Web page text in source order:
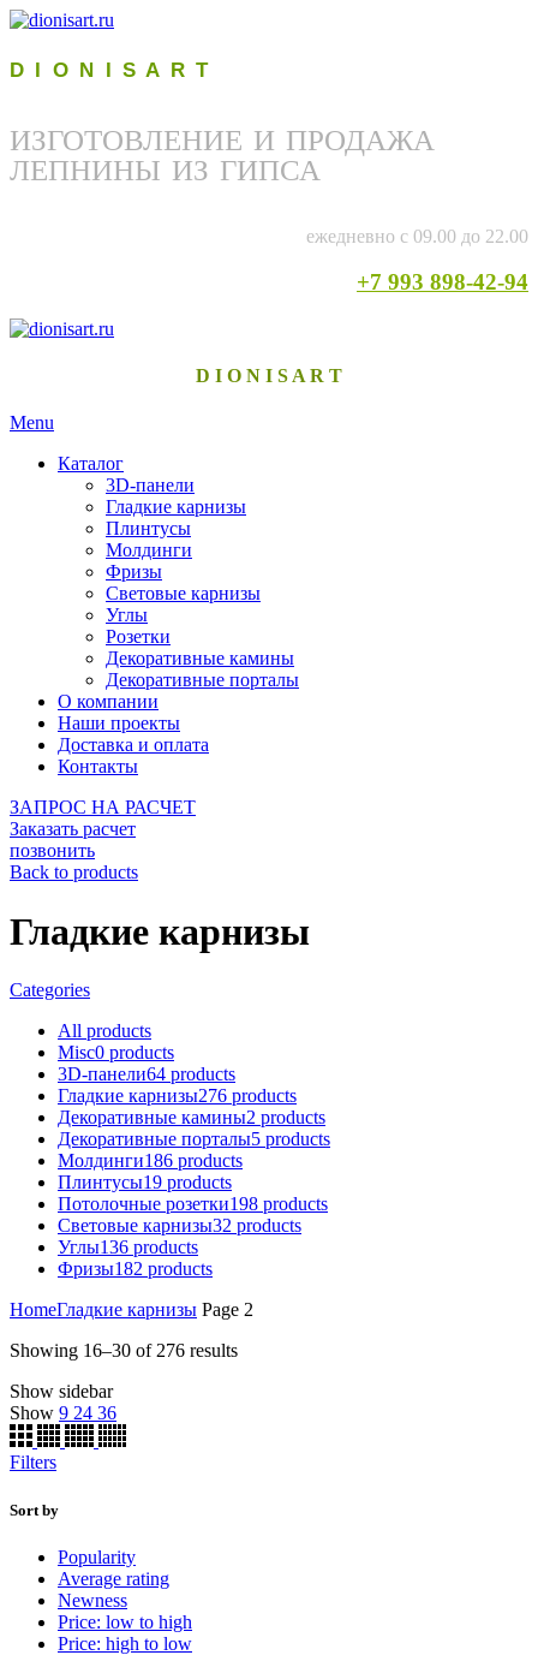
D I O N I S A R T
ИЗГОТОВЛЕНИЕ И ПРОДАЖА
ЛЕПНИНЫ ИЗ ГИПСА
ежедневно с 09.00 до 22.00
+7 993 898-42-94
D I O N I S A R T
Menu
Каталог
3D-панели
Гладкие карнизы
Плинтусы
Молдинги
Фризы
Световые карнизы
Углы
Розетки
Декоративные камины
Декоративные порталы
О компании
Наши проекты
Доставка и оплата
Контакты
ЗАПРОС НА РАСЧЕТ
Заказать расчет
позвонить
Back to products
Гладкие карнизы
Categories
All products
Misc0 products
3D-панели64 products
Гладкие карнизы276 products
Декоративные камины2 products
Декоративные порталы5 products
Молдинги186 products
Плинтусы19 products
Потолочные розетки198 products
Световые карнизы32 products
Углы136 products
Фризы182 products
HomeГладкие карнизы Page 2
Showing 16–30 of 276 results
Show sidebar
Show 9 24 36
Filters
Sort by
Popularity
Average rating
Newness
Price: low to high
Price: high to low